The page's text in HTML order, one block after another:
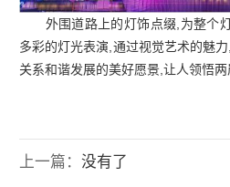
外围道路上的灯饰点缀,为整个灯
多彩的灯光表演,通过视觉艺术的魅
关系和谐发展的美好愿景,让人领悟两
上一篇： 没有了